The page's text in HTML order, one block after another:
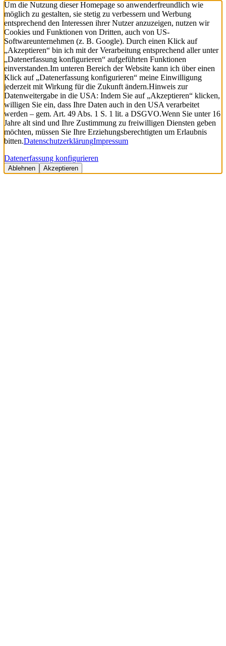
Um die Nutzung dieser Homepage so anwenderfreundlich wie
möglich zu gestalten, sie stetig zu verbessern und Werbung
entsprechend den Interessen ihrer Nutzer anzuzeigen, nutzen wir
Cookies und Funktionen von Dritten, auch von US-
Softwareunternehmen (z. B. Google). Durch einen Klick auf
„Akzeptieren“ bin ich mit der Verarbeitung entsprechend aller unter
„Datenerfassung konfigurieren“ aufgeführten Funktionen
einverstanden.Im unteren Bereich der Website kann ich über einen
Klick auf „Datenerfassung konfigurieren“ meine Einwilligung
jederzeit mit Wirkung für die Zukunft ändern.Hinweis zur
Datenweitergabe in die USA: Indem Sie auf „Akzeptieren“ klicken,
willigen Sie ein, dass Ihre Daten auch in den USA verarbeitet
werden – gem. Art. 49 Abs. 1 S. 1 lit. a DSGVO.Wenn Sie unter 16
Jahre alt sind und Ihre Zustimmung zu freiwilligen Diensten geben
möchten, müssen Sie Ihre Erziehungsberechtigten um Erlaubnis
bitten.DatenschutzerklärungImpressum
Datenerfassung konfigurieren
Ablehnen Akzeptieren